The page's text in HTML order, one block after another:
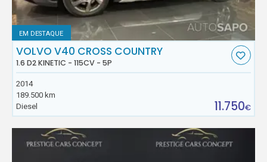
EM DESTAQUE
VOLVO V40 CROSS COUNTRY
1.6 D2 KINETIC - 115CV - 5P
2014
189.500 km
Diesel
11.750€